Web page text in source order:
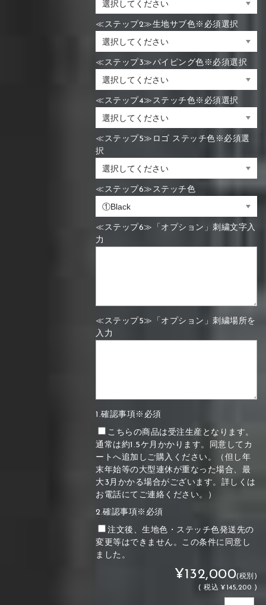
≪ステップ2≫生地サブ色※必須選択
≪ステップ3≫パイピング色※必須選択
≪ステップ4≫ステッチ色※必須選択
≪ステップ5≫ロゴ ステッチ色※必須選
択
≪ステップ6≫ステッチ色
≪ステップ6≫「オプション」刺繍文字入
力
≪ステップ5≫「オプション」刺繍場所を
入力
1.確認事項※必須
こちらの商品は受注生産となります。
通常は約1.5ケ月かかります。同意してカ
ートへ追加しご購入ください。（但し年
末年始等の大型連休が重なった場合、最
大3月かかる場合がございます。詳しくは
お電話にてご連絡ください。）
2.確認事項※必須
注文後、生地色・ステッチ色発送先の
変更等はできません。この条件に同意し
ました。
¥132,000(税別)
(税込 ¥145,200 )